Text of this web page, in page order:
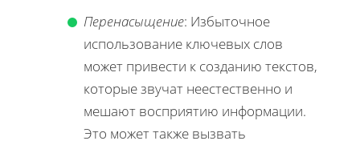
Перенасыщение: Избыточное
использование ключевых слов
может привести к созданию текстов,
которые звучат неестественно и
мешают восприятию информации.
Это может также вызвать